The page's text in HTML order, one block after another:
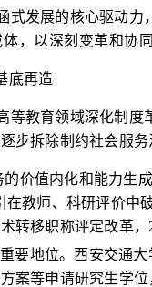
式发展的核心驱动
，以深刻变革和协
底再造
等教育领域深化制
步拆除制约社会服
价值内化和能力生
教师、科研评价中
转移职称评定改革，
要地位。西安交通
案等申请研究生学